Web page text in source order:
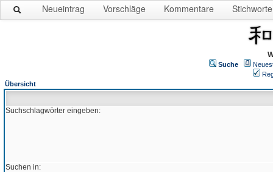
Neueintrag Vorschläge Kommentare Stichworte
Suche
Übersicht
Suchschlagwörter eingeben:
Suchen in: